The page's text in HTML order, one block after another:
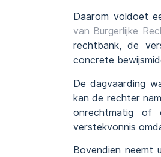
Daarom voldoet
van Burgerlijke
rechtbank, de
concrete
De dagvaarding
kan de rechter
onrechtmatig of
verstekvonnis
Bovendien neemt